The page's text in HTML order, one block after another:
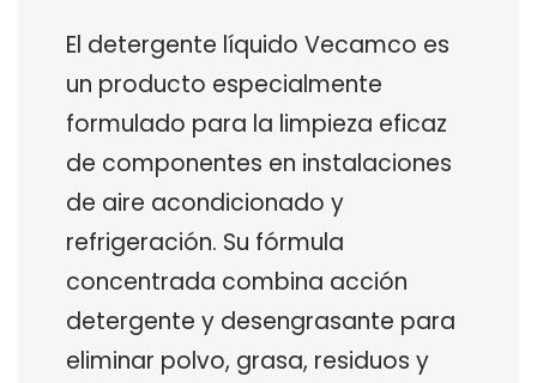
El detergente líquido Vecamco es
un producto especialmente
formulado para la limpieza eficaz
de componentes en instalaciones
de aire acondicionado y
refrigeración. Su fórmula
concentrada combina acción
detergente y desengrasante para
eliminar polvo, grasa, residuos y